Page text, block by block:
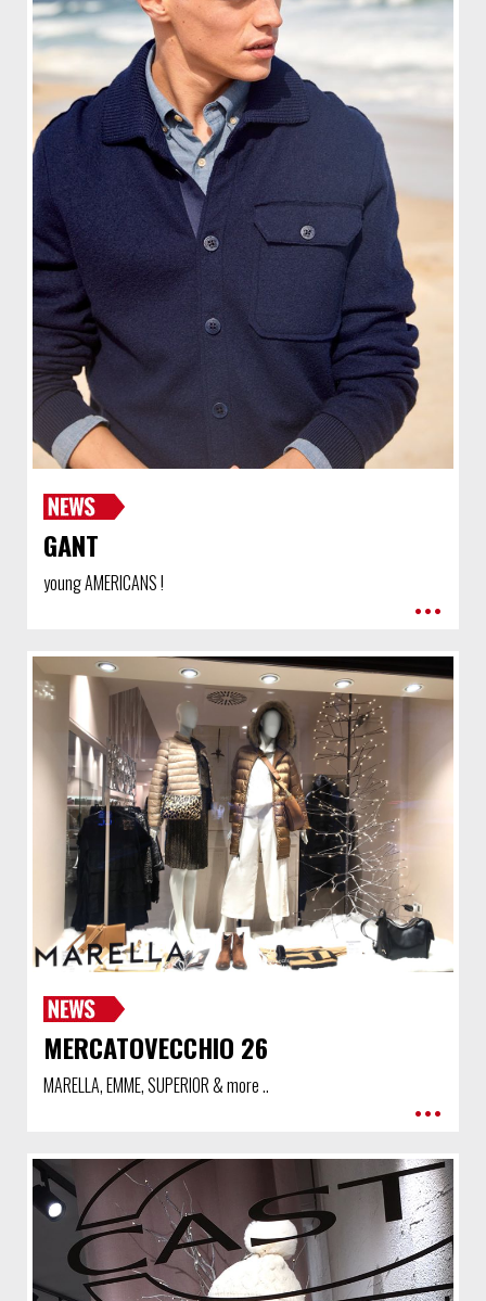
GANT
young AMERICANS !
•••
MERCATOVECCHIO 26
MARELLA, EMME, SUPERIOR & more ..
•••